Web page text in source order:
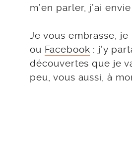
m’en parler, j’ai
Je vous embrasse,
ou Facebook : j’y
découvertes que je
peu, vous aussi, à